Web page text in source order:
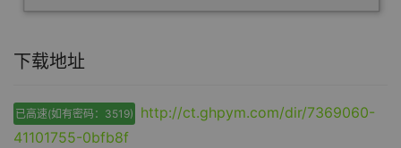
下载地址
已高速(如有密码：3519)
http://ct.ghpym.com/dir/7369060-
41101755-0bfb8f